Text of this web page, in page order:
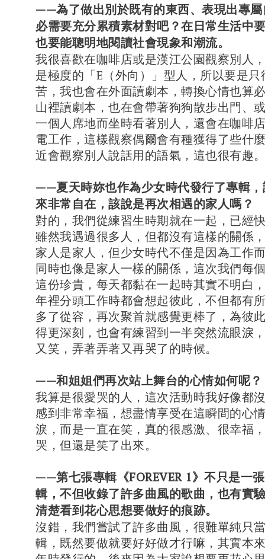
——為了做出別於既有的東西、表現出專
必需要充分累積素材對吧？在日常生活中
也要能聰明地閱讀社會現象和潮流。
我很喜歡在咖啡店或是漢江公園觀察別人
是極度的「E（外向）」型人，所以要是
苦，我也會在外面讀劇本，轉換心情也算
山裡讀劇本，也在會帶著狗狗散步出門、
一個人席地而坐時看著別人，還會在咖啡
電工作，這樣觀察偶爾會有種獲得了些什
近會觀察別人說話用的語氣，這也很有趣
——夏天時妳也作為少女時代發行了專輯
來非常自在，該說是再次相遇的家人嗎？
對的，我們從練習生時期就在一起，已經
雖然我遇過很多人，但都沒有這樣的關係
家人是家人，但少女時代不僅是因為工作
同時也像是家人一樣的關係，這次我們每
這份珍貴，每天都黏在一起時其實不明白
年裡分頭工作時都會想起彼此，不但都有
多了從容，再次聚首就感覺更棒了，為彼
得更深刻，也會有練習到一半突然流眼淚
又笑，弄著弄著又再哭了的時候。
——和姐姐們再次站上舞台的心情如何呢？
我算是很愛哭的人，這次活動時我好像都
感到非常幸福，想盡情享受在這瞬間的心
淚，而是一直在笑，真的很感激、很幸福
哭，但還是笑了出來。
——第七張專輯《FOREVER 1》不只是一
輯，不但收錄了許多曲風的歌曲，也有實
清楚看到花心思想要做好的痕跡。
沒錯，我們嘗試了許多曲風，很難單純只
輯，既然要做就要好好做才行嘛，其實本